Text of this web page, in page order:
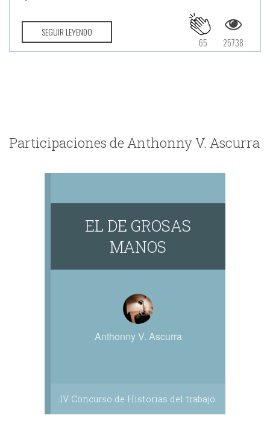
SEGUIR LEYENDO
25738
65
Participaciones de Anthonny V. Ascurra
EL DE GROSAS
MANOS
Anthonny V. Ascurra
IV Concurso de Historias del trabajo